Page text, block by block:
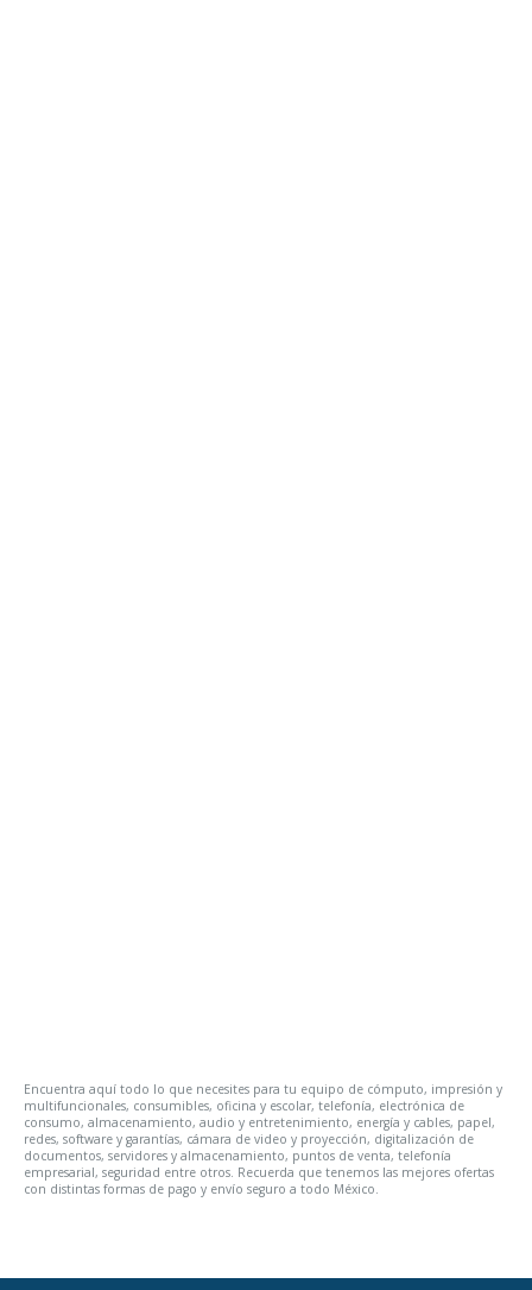
Encuentra aquí todo lo que necesites para tu equipo de cómputo, impresión y
multifuncionales, consumibles, oficina y escolar, telefonía, electrónica de
consumo, almacenamiento, audio y entretenimiento, energía y cables, papel,
redes, software y garantías, cámara de video y proyección, digitalización de
documentos, servidores y almacenamiento, puntos de venta, telefonía
empresarial, seguridad entre otros. Recuerda que tenemos las mejores ofertas
con distintas formas de pago y envío seguro a todo México.